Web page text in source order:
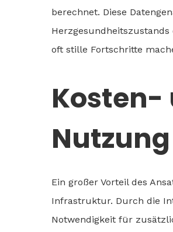
berechnet. Diese
oft stille Fortschritte
Kosten-
Ein großer Vorteil des
Infrastruktur. Durch die
Notwendigkeit für